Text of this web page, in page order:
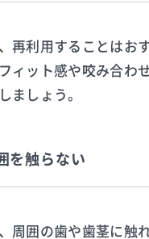
再利用することはお
ィット感や咬み合わ
ましょう。
を触らない
周囲の歯や歯茎に触